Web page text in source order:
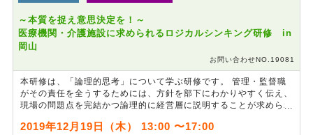
～本質を捉え意思決定を！～
医療機関・介護施設に求められるロジカルシンキング研修 in
岡山
お問い合わせNO.19081
本研修は、「論理的思考」について学ぶ研修です。 管理・監督職
がその責任を全うするためには、方針を部下にわかりやすく伝え、
現場の問題点を完結かつ論理的に経営層に説明することが求められ
表面的な事象や感情論ではなく、問題の本質を捉え、意思決定がで
2019年12月19日（木） 13:00 〜17:00